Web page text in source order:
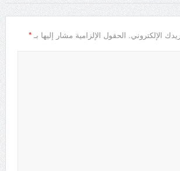
الإلكتروني. الحقول الإلزامية مشار إليها بـ *